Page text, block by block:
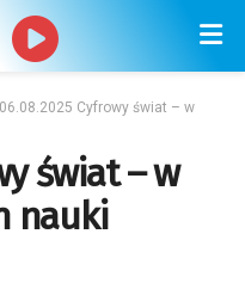
06.08.2025 Cyfrowy świat – w
świat – w
nauki